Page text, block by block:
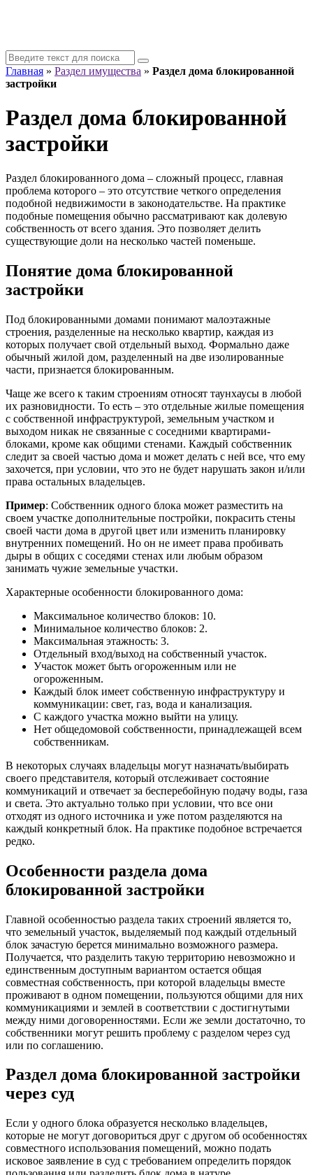
Главная » Раздел имущества » Раздел дома блокированной
застройки
Раздел дома блокированной
застройки
Раздел блокированного дома – сложный процесс, главная
проблема которого – это отсутствие четкого определения
подобной недвижимости в законодательстве. На практике
подобные помещения обычно рассматривают как долевую
собственность от всего здания. Это позволяет делить
существующие доли на несколько частей поменьше.
Понятие дома блокированной
застройки
Под блокированными домами понимают малоэтажные
строения, разделенные на несколько квартир, каждая из
которых получает свой отдельный выход. Формально даже
обычный жилой дом, разделенный на две изолированные
части, признается блокированным.
Чаще же всего к таким строениям относят таунхаусы в любой
их разновидности. То есть – это отдельные жилые помещения
с собственной инфраструктурой, земельным участком и
выходом никак не связанные с соседними квартирами-
блоками, кроме как общими стенами. Каждый собственник
следит за своей частью дома и может делать с ней все, что ему
захочется, при условии, что это не будет нарушать закон и/или
права остальных владельцев.
Пример: Собственник одного блока может разместить на
своем участке дополнительные постройки, покрасить стены
своей части дома в другой цвет или изменить планировку
внутренних помещений. Но он не имеет права пробивать
дыры в общих с соседями стенах или любым образом
занимать чужие земельные участки.
Характерные особенности блокированного дома:
Максимальное количество блоков: 10.
Минимальное количество блоков: 2.
Максимальная этажность: 3.
Отдельный вход/выход на собственный участок.
Участок может быть огороженным или не
огороженным.
Каждый блок имеет собственную инфраструктуру и
коммуникации: свет, газ, вода и канализация.
С каждого участка можно выйти на улицу.
Нет общедомовой собственности, принадлежащей всем
собственникам.
В некоторых случаях владельцы могут назначать/выбирать
своего представителя, который отслеживает состояние
коммуникаций и отвечает за бесперебойную подачу воды, газа
и света. Это актуально только при условии, что все они
отходят из одного источника и уже потом разделяются на
каждый конкретный блок. На практике подобное встречается
редко.
Особенности раздела дома
блокированной застройки
Главной особенностью раздела таких строений является то,
что земельный участок, выделяемый под каждый отдельный
блок зачастую берется минимально возможного размера.
Получается, что разделить такую территорию невозможно и
единственным доступным вариантом остается общая
совместная собственность, при которой владельцы вместе
проживают в одном помещении, пользуются общими для них
коммуникациями и землей в соответствии с достигнутыми
между ними договоренностями. Если же земли достаточно, то
собственники могут решить проблему с разделом через суд
или по соглашению.
Раздел дома блокированной застройки
через суд
Если у одного блока образуется несколько владельцев,
которые не могут договориться друг с другом об особенностях
совместного использования помещений, можно подать
исковое заявление в суд с требованием определить порядок